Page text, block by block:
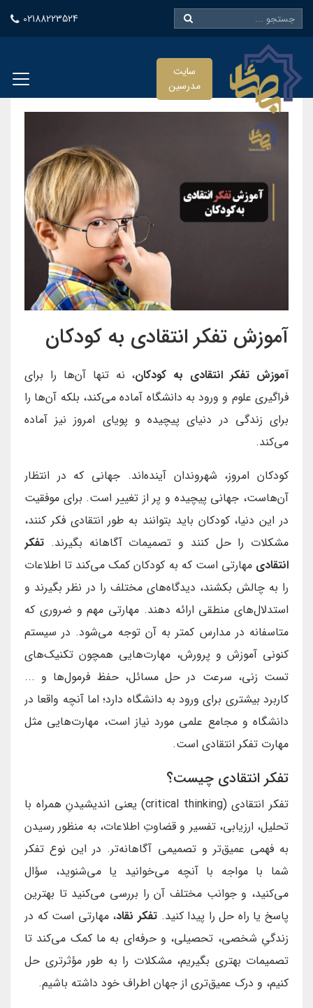
02188223524
سایت
مدرسین
آموزش تفکر انتقادی به کودکان
آموزش تفکر انتقادی به کودکان، نه تنها آن‌ها را برای
فراگیری علوم و ورود به دانشگاه آماده می‌کند، بلکه آن‌ها را
برای زندگی در دنیای پیچیده و پویای امروز نیز آماده
می‌کند.
کودکان امروز، شهروندان آینده‌اند. جهانی که در انتظار
آن‌هاست، جهانی پیچیده و پر از تغییر است. برای موفقیت
در این دنیا، کودکان باید بتوانند به طور انتقادی فکر کنند،
مشکلات را حل کنند و تصمیمات آگاهانه بگیرند. تفکر
انتقادی مهارتی است که به کودکان کمک می‌کند تا اطلاعات
را به چالش بکشند، دیدگاه‌های مختلف را در نظر بگیرند و
استدلال‌های منطقی ارائه دهند. مهارتی مهم و ضروری که
متاسفانه در مدارس کمتر به آن توجه می‌شود. در سیستم
کنونی آموزش و پرورش، مهارت‌هایی همچون تکنیک‌های
تست زنی، سرعت در حل مسائل، حفظ فرمول‌ها و ...
کاربرد بیشتری برای ورود به دانشگاه دارد؛ اما آنچه واقعا در
دانشگاه و مجامع علمی مورد نیاز است، مهارت‌هایی مثل
مهارت تفکر انتقادی است.
تفکر انتقادی چیست؟
تفکر انتقادی (critical thinking) یعنی اندیشیدنِ همراه با
تحلیل، ارزیابی، تفسیر و قضاوتِ اطلاعات، به منظور رسیدن
به فهمی عمیق‌تر و تصمیمی آگاهانه‌تر. در این نوع تفکر
شما با مواجه با آنچه می‌خوانید یا می‌شنوید، سؤال
می‌کنید، و جوانب مختلف آن را بررسی می‌کنید تا بهترین
پاسخ یا راه حل را پیدا کنید.تفکر نقاد، مهارتی است که در
زندگیِ شخصی، تحصیلی، و حرفه‌ای به ما کمک می‌کند تا
تصمیمات بهتری بگیریم، مشکلات را به طور مؤثرتری حل
کنیم، و درک عمیق‌تری از جهان اطراف خود داشته باشیم.